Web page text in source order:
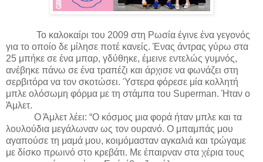
Το καλοκαίρι του 2009 στη Ρωσία έγινε ένα γεγονός
για το οποίο δε μίλησε ποτέ κανείς. Ένας άντρας γύρω στα
25 μπήκε σε ένα μπαρ, γδύθηκε, έμεινε εντελώς γυμνός,
ανέβηκε πάνω σε ένα τραπέζι και άρχισε να φωνάζει στη
σερβιτόρα να τον σκοτώσει. Ύστερα φόρεσε μία κολλητή
μπλε ολόσωμη φόρμα με τη στάμπα του Superman. Ήταν ο
Άμλετ.
Ο Άμλετ λέει: “O κόσμος μια φορά ήταν μπλε και τα
λουλούδια μεγάλωναν ως τον ουρανό. Ο μπαμπάς μου
αγαπούσε τη μαμά μου, κοιμόμασταν αγκαλιά και τρώγαμε
με δίσκο πρωινό στο κρεβάτι. Με έπαιρναν στα χέρια τους